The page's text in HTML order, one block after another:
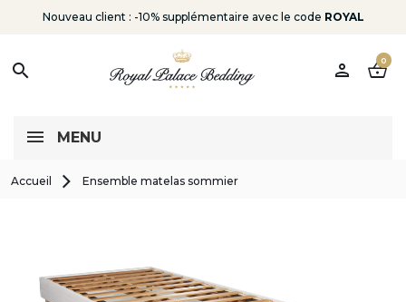
Nouveau client : -10% supplémentaire avec le code ROYAL
search person shopping_basket
0
MENU
Accueil Ensemble matelas sommier